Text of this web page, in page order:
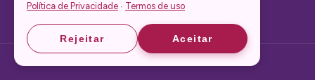
Política de Privacidade · Termos de uso
Rejeitar Aceitar